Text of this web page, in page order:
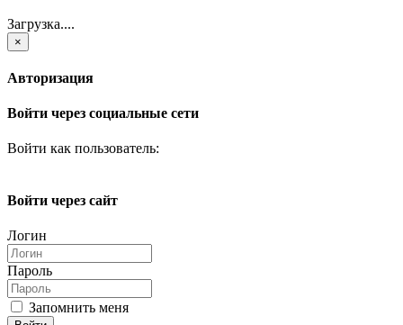
Загрузка....
×
Авторизация
Войти через социальные сети
Войти как пользователь:
Войти через сайт
Логин
Пароль
Запомнить меня